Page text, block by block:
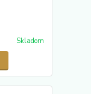
Skladom